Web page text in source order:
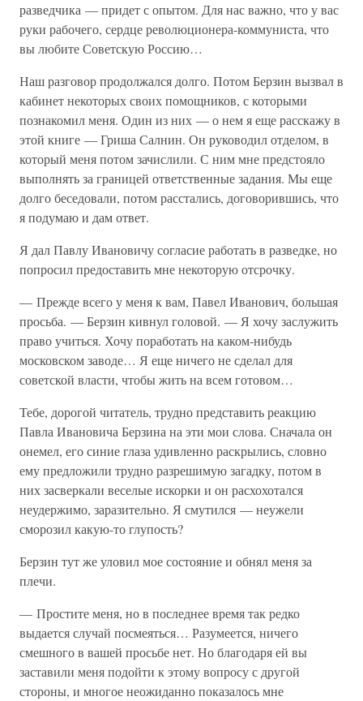
разведчика — придет с опытом. Для нас важно, что у вас
руки рабочего, сердце революционера-коммуниста, что
вы любите Советскую Россию…
Наш разговор продолжался долго. Потом Берзин вызвал в
кабинет некоторых своих помощников, с которыми
познакомил меня. Один из них — о нем я еще расскажу в
этой книге — Гриша Салнин. Он руководил отделом, в
который меня потом зачислили. С ним мне предстояло
выполнять за границей ответственные задания. Мы еще
долго беседовали, потом расстались, договорившись, что
я подумаю и дам ответ.
Я дал Павлу Ивановичу согласие работать в разведке, но
попросил предоставить мне некоторую отсрочку.
— Прежде всего у меня к вам, Павел Иванович, большая
просьба. — Берзин кивнул головой. — Я хочу заслужить
право учиться. Хочу поработать на каком-нибудь
московском заводе… Я еще ничего не сделал для
советской власти, чтобы жить на всем готовом…
Тебе, дорогой читатель, трудно представить реакцию
Павла Ивановича Берзина на эти мои слова. Сначала он
онемел, его синие глаза удивленно раскрылись, словно
ему предложили трудно разрешимую загадку, потом в
них засверкали веселые искорки и он расхохотался
неудержимо, заразительно. Я смутился — неужели
сморозил какую-то глупость?
Берзин тут же уловил мое состояние и обнял меня за
плечи.
— Простите меня, но в последнее время так редко
выдается случай посмеяться… Разумеется, ничего
смешного в вашей просьбе нет. Но благодаря ей вы
заставили меня подойти к этому вопросу с другой
стороны, и многое неожиданно показалось мне